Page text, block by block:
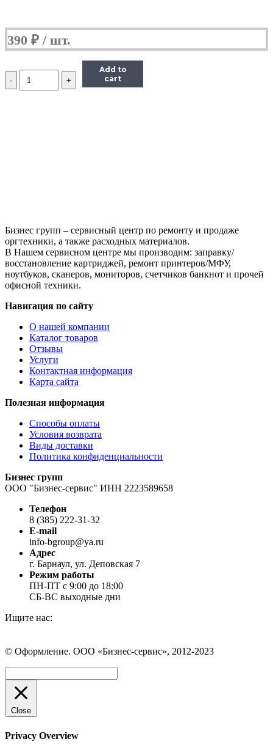
390 ₽
Количество
Дозирующее
Add to
cart
Бизнес групп – сервисный центр по ремонту и продаже
оргтехники, а также расходных материалов.
В Нашем сервисном центре мы производим: заправку/
восстановление картриджей, ремонт принтеров/МФУ,
ноутбуков, сканеров, мониторов, счетчиков банкнот и прочей
офисной техники.
Навигация по сайту
О нашей компании
Каталог товаров
Отзывы
Услуги
Контактная информация
Карта сайта
Полезная информация
Способы оплаты
Условия возврата
Виды доставки
Политика конфиденциальности
Бизнес групп
ООО "Бизнес-сервис" ИНН 2223589658
Телефон
8 (385) 222-31-32
E-mail
info-bgroup@ya.ru
Адрес
г. Барнаул, ул. Деповская 7
Режим работы
ПН-ПТ с 9:00 до 18:00
СБ-ВС выходные дни
Ищите нас:
Вконтакте
открывается
в
новом
окне
WhatsApp
открывается
в
новом
окне
Telegram
открывается
в
новом
окне
© Оформление. ООО «Бизнес-сервис», 2012-2023
Close
Privacy Overview